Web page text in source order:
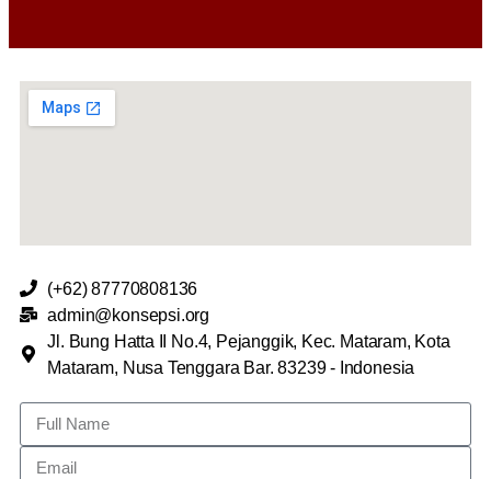
(+62) 87770808136
admin@konsepsi.org
Jl. Bung Hatta II No.4, Pejanggik, Kec. Mataram, Kota
Mataram, Nusa Tenggara Bar. 83239 - Indonesia